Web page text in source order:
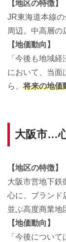
【地区の特徴】
JR東海道本線
周辺。中高層の
【地価動向】
「今後も地域
において、当面
ら、将来の地価
大阪市…
【地区の特徴】
大阪市営地下鉄
心に、ブランド
並ぶ高度商業地
【地価動向】
「今後につい